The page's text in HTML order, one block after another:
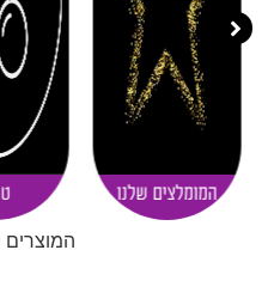
המומלצים שלנו